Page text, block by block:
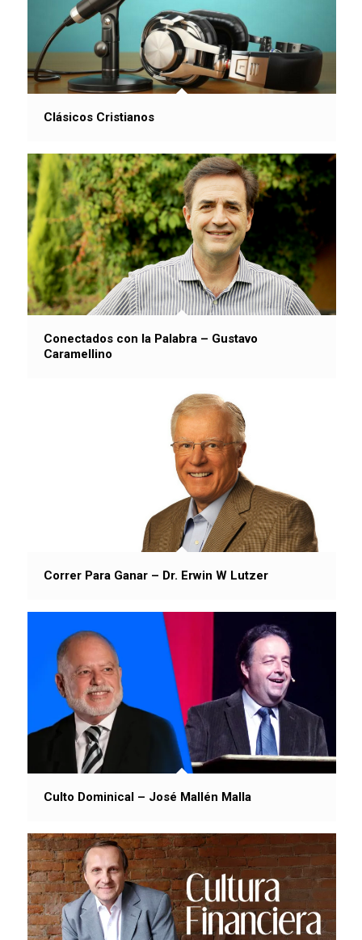
Clásicos Cristianos
Conectados con la Palabra – Gustavo
Caramellino
Correr Para Ganar – Dr. Erwin W Lutzer
Culto Dominical – José Mallén Malla